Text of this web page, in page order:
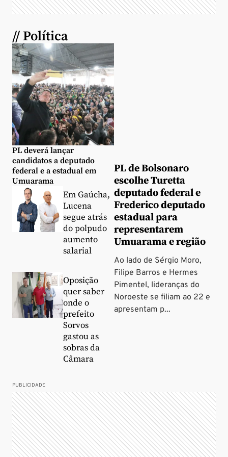
// Política
PL deverá lançar
candidatos a deputado
federal e a estadual em
Umuarama
Em Gaúcha,
Lucena
segue atrás
do polpudo
aumento
salarial
Oposição
quer saber
onde o
prefeito
Sorvos
gastou as
sobras da
Câmara
PL de Bolsonaro
escolhe Turetta
deputado federal e
Frederico deputado
estadual para
representarem
Umuarama e região
Ao lado de Sérgio Moro,
Filipe Barros e Hermes
Pimentel, lideranças do
Noroeste se filiam ao 22 e
apresentam p...
PUBLICIDADE